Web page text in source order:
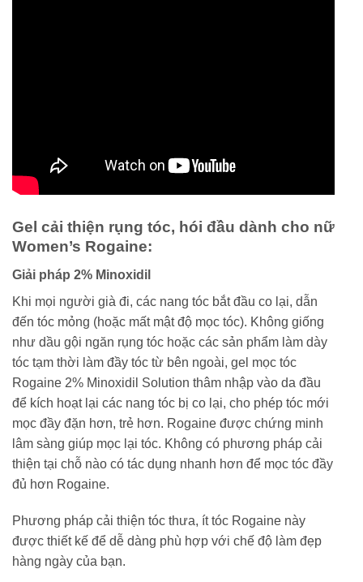
Gel cải thiện rụng tóc, hói đầu dành cho nữ
Women’s Rogaine:
Giải pháp 2% Minoxidil
Khi mọi người già đi, các nang tóc bắt đầu co lại, dẫn
đến tóc mỏng (hoặc mất mật độ mọc tóc). Không giống
như dầu gội ngăn rụng tóc hoặc các sản phẩm làm dày
tóc tạm thời làm đầy tóc từ bên ngoài, gel mọc tóc
Rogaine 2% Minoxidil Solution thâm nhập vào da đầu
để kích hoạt lại các nang tóc bị co lại, cho phép tóc mới
mọc đầy đặn hơn, trẻ hơn. Rogaine được chứng minh
lâm sàng giúp mọc lại tóc. Không có phương pháp cải
thiện tại chỗ nào có tác dụng nhanh hơn để mọc tóc đầy
đủ hơn Rogaine.
Phương pháp cải thiện tóc thưa, ít tóc Rogaine này
được thiết kế để dễ dàng phù hợp với chế độ làm đẹp
hàng ngày của bạn.